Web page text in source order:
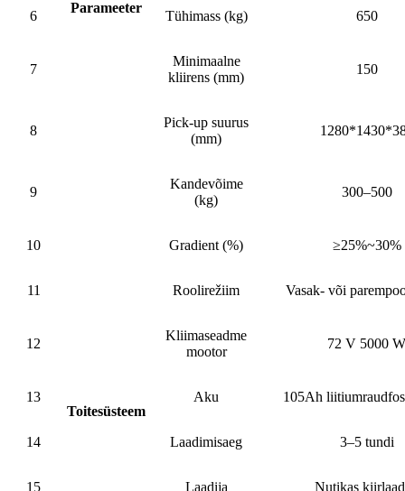
Parameeter
6 Tühimass (kg) 650
7
Minimaalne
kliirens (mm)
150
8
Pick-up suurus
(mm)
9
Kandevõime
(kg)
300–500
10 Gradient (%) ≥25%~30%
11 Roolirežiim Vasak- või
12
Toitesüsteem
Kliimaseadme
mootor
72 V 5000 W
13 Aku 105Ah
14 Laadimisaeg 3–5 tundi
15 Laadija Nutikas